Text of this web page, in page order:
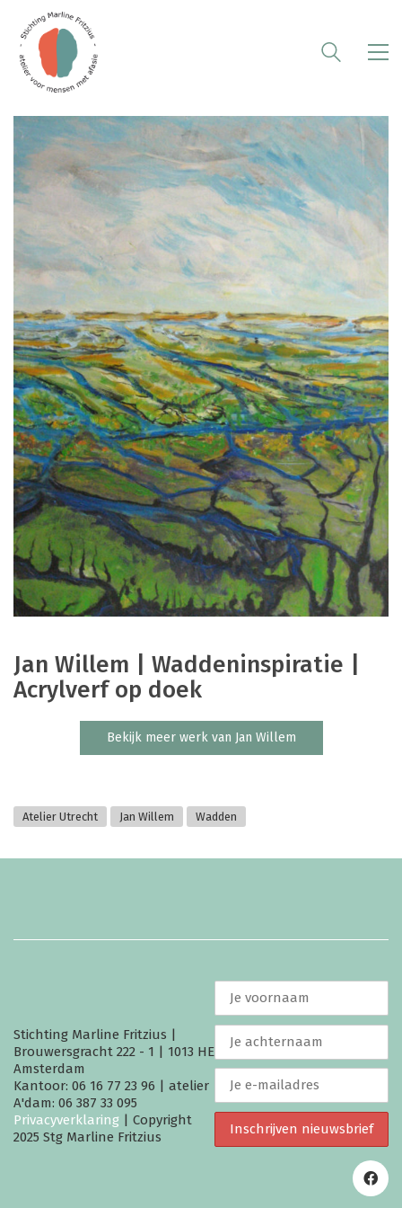
Jan Willem | Waddeninspiratie |
Acrylverf op doek
Bekijk meer werk van Jan Willem
Atelier Utrecht Jan Willem Wadden
Stichting Marline Fritzius |
Brouwersgracht 222 - 1 | 1013 HE
Amsterdam
Kantoor: 06 16 77 23 96 | atelier
A'dam: 06 387 33 095
Privacyverklaring | Copyright
2025 Stg Marline Fritzius